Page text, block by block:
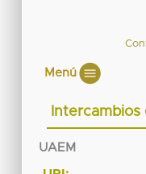
Menú
UAEM